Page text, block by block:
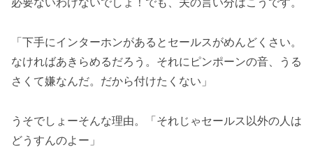
「下手にインターホンがあるとセールスがめんどくさい。
なければあきらめるだろう。それにピンポーンの音、うる
さくて嫌なんだ。だから付けたくない」
うそでしょーそんな理由。「それじゃセールス以外の人は
どうすんのよー」